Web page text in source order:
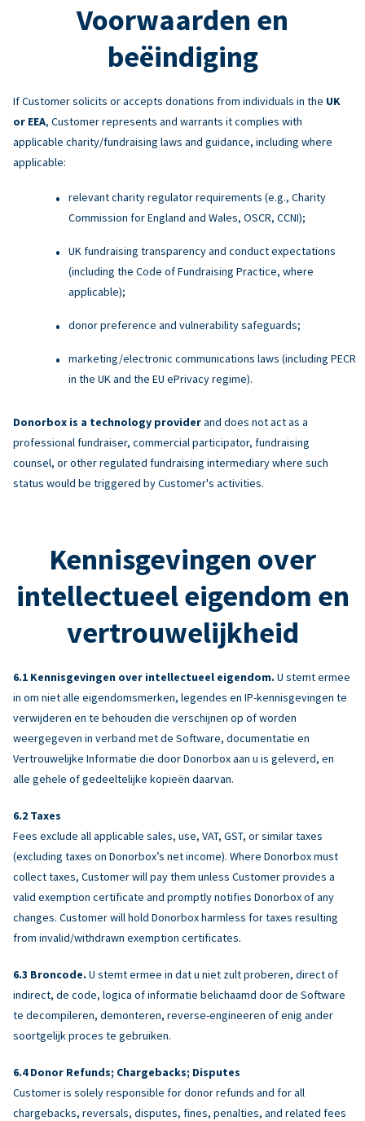
Voorwaarden en
beëindiging
If Customer solicits or accepts donations from individuals in the UK
or EEA, Customer represents and warrants it complies with
applicable charity/fundraising laws and guidance, including where
applicable:
relevant charity regulator requirements (e.g., Charity
Commission for England and Wales, OSCR, CCNI);
UK fundraising transparency and conduct expectations
(including the Code of Fundraising Practice, where
applicable);
donor preference and vulnerability safeguards;
marketing/electronic communications laws (including PECR
in the UK and the EU ePrivacy regime).
Donorbox is a technology providerand does not act as a
professional fundraiser, commercial participator, fundraising
counsel, or other regulated fundraising intermediary where such
status would be triggered by Customer's activities.
Kennisgevingen over
intellectueel eigendom en
vertrouwelijkheid
Kennisgevingen over intellectueel eigendom. U stemt ermee
in om niet alle eigendomsmerken, legendes en IP-kennisgevingen te
verwijderen en te behouden die verschijnen op of worden
weergegeven in verband met de Software, documentatie en
Vertrouwelijke Informatie die door Donorbox aan u is geleverd, en
alle gehele of gedeeltelijke kopieën daarvan.
Taxes
Fees exclude all applicable sales, use, VAT, GST, or similar taxes
(excluding taxes on Donorbox’s net income). Where Donorbox must
collect taxes, Customer will pay them unless Customer provides a
valid exemption certificate and promptly notifies Donorbox of any
changes. Customer will hold Donorbox harmless for taxes resulting
from invalid/withdrawn exemption certificates.
Broncode. U stemt ermee in dat u niet zult proberen, direct of
indirect, de code, logica of informatie belichaamd door de Software
te decompileren, demonteren, reverse-engineeren of enig ander
soortgelijk proces te gebruiken.
Donor Refunds; Chargebacks; Disputes
Customer is solely responsible for donor refunds and for all
chargebacks, reversals, disputes, fines, penalties, and related fees